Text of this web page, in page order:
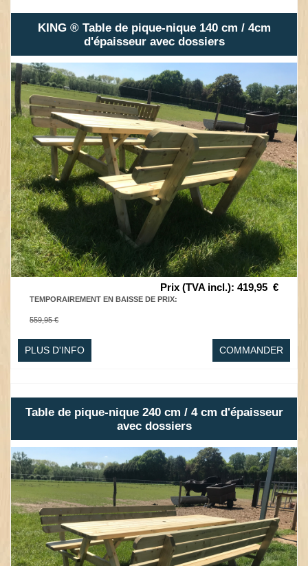
KING ® Table de pique-nique 140 cm / 4cm
d'épaisseur avec dossiers
Prix (TVA incl.): 419,95 €
TEMPORAIREMENT EN BAISSE DE PRIX:
559,95 €
PLUS D'INFO COMMANDER
Table de pique-nique 240 cm / 4 cm d'épaisseur
avec dossiers